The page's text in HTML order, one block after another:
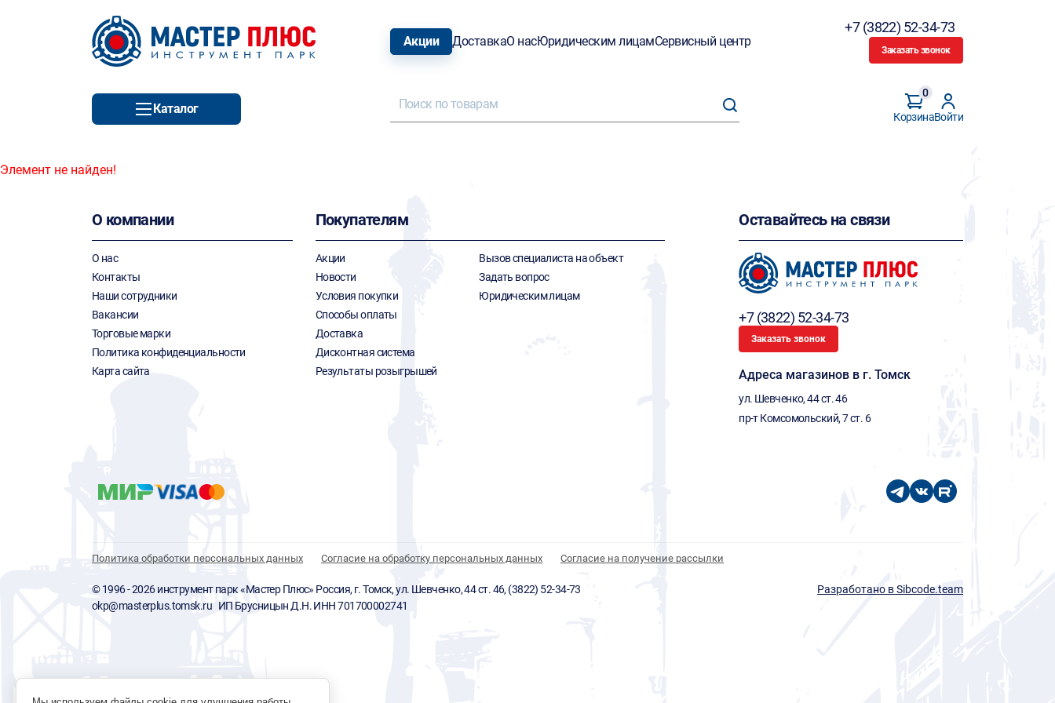
Акции ДоставкаО насЮридическим лицамСервисный центр
+7 (3822) 52-34-73
Заказать звонок
Каталог
Корзина
0
Войти
Элемент не найден!
О компании
О нас
Контакты
Наши сотрудники
Вакансии
Торговые марки
Политика конфиденциальности
Карта сайта
Покупателям
Акции
Новости
Условия покупки
Способы оплаты
Доставка
Дисконтная система
Результаты розыгрышей
Вызов специалиста на объект
Задать вопрос
Юридическим лицам
Оставайтесь на связи
+7 (3822) 52-34-73
Заказать звонок
Адреса магазинов в г. Томск
ул. Шевченко, 44 ст. 46
пр-т Комсомольский, 7 ст. 6
Политика обработки персональных данных Согласие на обработку персональных данных Согласие на получение рассылки
© 1996 - 2026 инструмент парк «Мастер Плюс» Россия, г. Томск, ул. Шевченко, 44 ст. 46, (3822) 52-34-73
okp@masterplus.tomsk.ru ИП Брусницын Д.Н. ИНН 701700002741
Разработано в Sibcode.team